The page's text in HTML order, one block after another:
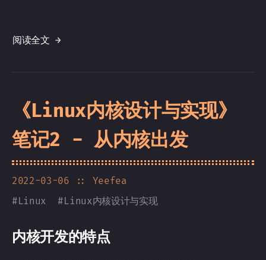
阅读全文 →
《Linux内核设计与实现》
笔记2 - 从内核出发
2022-03-06
:: Yeefea
# Linux # Linux内核设计与实现
内核开发的特点